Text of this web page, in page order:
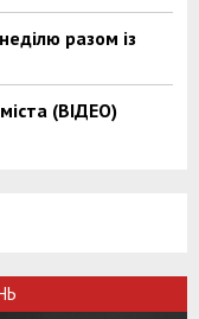
разом із
(ВІДЕО)